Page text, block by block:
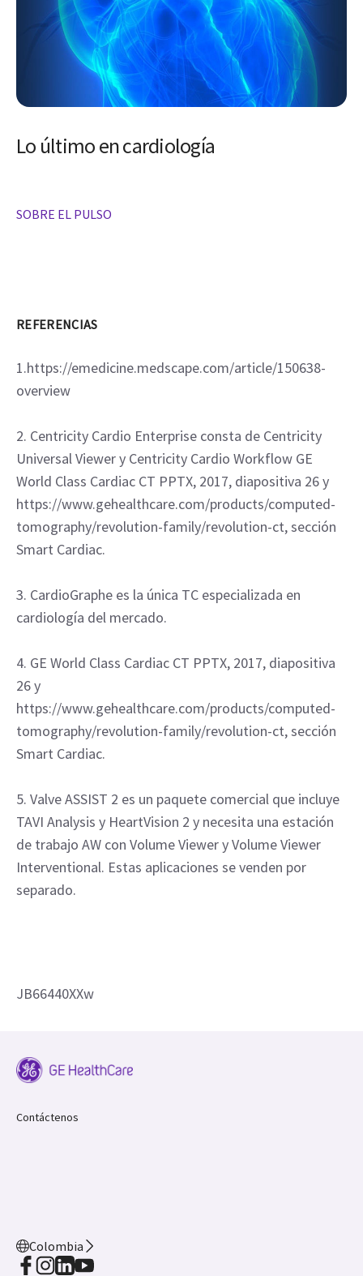
Lo último en cardiología
SOBRE EL PULSO
REFERENCIAS
1.https://emedicine.medscape.com/article/150638-
overview
2. Centricity Cardio Enterprise consta de Centricity
Universal Viewer y Centricity Cardio Workflow GE
World Class Cardiac CT PPTX, 2017, diapositiva 26 y
https://www.gehealthcare.com/products/computed-
tomography/revolution-family/revolution-ct, sección
Smart Cardiac.
3. CardioGraphe es la única TC especializada en
cardiología del mercado.
4. GE World Class Cardiac CT PPTX, 2017, diapositiva
26 y
https://www.gehealthcare.com/products/computed-
tomography/revolution-family/revolution-ct, sección
Smart Cardiac.
5. Valve ASSIST 2 es un paquete comercial que incluye
TAVI Analysis y HeartVision 2 y necesita una estación
de trabajo AW con Volume Viewer y Volume Viewer
Interventional. Estas aplicaciones se venden por
separado.
JB66440XXw
Contáctenos
Colombia